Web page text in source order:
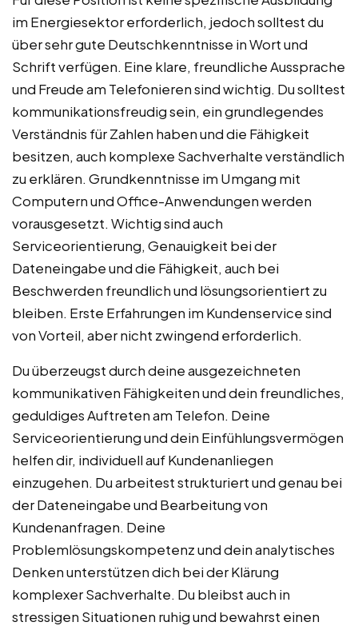
im Energiesektor erforderlich, jedoch solltest du
über sehr gute Deutschkenntnisse in Wort und
Schrift verfügen. Eine klare, freundliche Aussprache
und Freude am Telefonieren sind wichtig. Du solltest
kommunikationsfreudig sein, ein grundlegendes
Verständnis für Zahlen haben und die Fähigkeit
besitzen, auch komplexe Sachverhalte verständlich
zu erklären. Grundkenntnisse im Umgang mit
Computern und Office-Anwendungen werden
vorausgesetzt. Wichtig sind auch
Serviceorientierung, Genauigkeit bei der
Dateneingabe und die Fähigkeit, auch bei
Beschwerden freundlich und lösungsorientiert zu
bleiben. Erste Erfahrungen im Kundenservice sind
von Vorteil, aber nicht zwingend erforderlich.
Du überzeugst durch deine ausgezeichneten
kommunikativen Fähigkeiten und dein freundliches,
geduldiges Auftreten am Telefon. Deine
Serviceorientierung und dein Einfühlungsvermögen
helfen dir, individuell auf Kundenanliegen
einzugehen. Du arbeitest strukturiert und genau bei
der Dateneingabe und Bearbeitung von
Kundenanfragen. Deine
Problemlösungskompetenz und dein analytisches
Denken unterstützen dich bei der Klärung
komplexer Sachverhalte. Du bleibst auch in
stressigen Situationen ruhig und bewahrst einen